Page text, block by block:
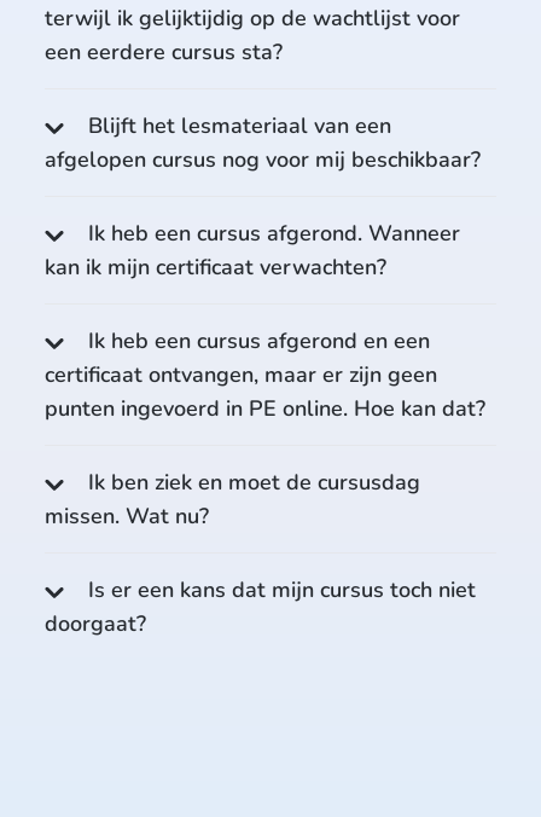
terwijl ik gelijktijdig op de wachtlijst voor
een eerdere cursus sta?
Blijft het lesmateriaal van een
afgelopen cursus nog voor mij beschikbaar?
Ik heb een cursus afgerond. Wanneer
kan ik mijn certificaat verwachten?
Ik heb een cursus afgerond en een
certificaat ontvangen, maar er zijn geen
punten ingevoerd in PE online. Hoe kan dat?
Ik ben ziek en moet de cursusdag
missen. Wat nu?
Is er een kans dat mijn cursus toch niet
doorgaat?